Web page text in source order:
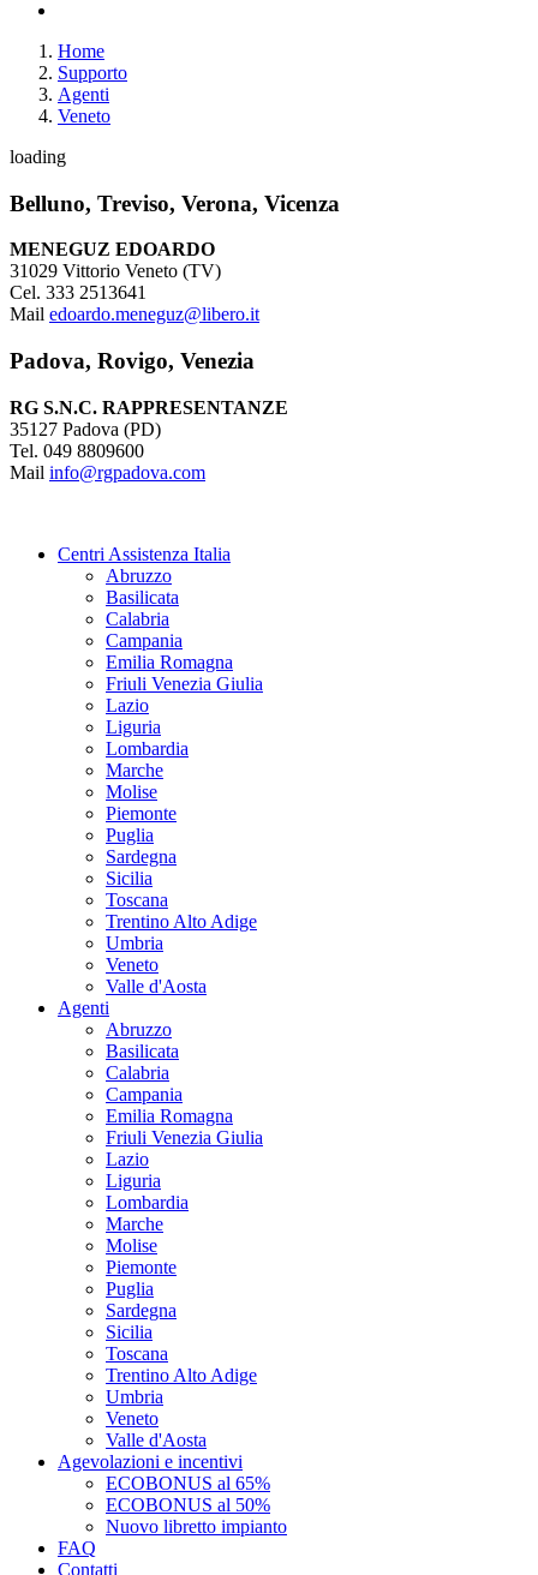
Home
Supporto
Agenti
Veneto
loading
Belluno, Treviso, Verona, Vicenza
MENEGUZ EDOARDO
31029 Vittorio Veneto (TV)
Cel. 333 2513641
Mail edoardo.meneguz@libero.it
Padova, Rovigo, Venezia
RG S.N.C. RAPPRESENTANZE
35127 Padova (PD)
Tel. 049 8809600
Mail info@rgpadova.com
Centri Assistenza Italia
Abruzzo
Basilicata
Calabria
Campania
Emilia Romagna
Friuli Venezia Giulia
Lazio
Liguria
Lombardia
Marche
Molise
Piemonte
Puglia
Sardegna
Sicilia
Toscana
Trentino Alto Adige
Umbria
Veneto
Valle d'Aosta
Agenti
Abruzzo
Basilicata
Calabria
Campania
Emilia Romagna
Friuli Venezia Giulia
Lazio
Liguria
Lombardia
Marche
Molise
Piemonte
Puglia
Sardegna
Sicilia
Toscana
Trentino Alto Adige
Umbria
Veneto
Valle d'Aosta
Agevolazioni e incentivi
ECOBONUS al 65%
ECOBONUS al 50%
Nuovo libretto impianto
FAQ
Contatti